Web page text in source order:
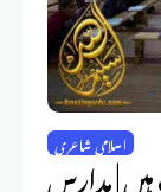
اسلامی شاعری
| مدارس